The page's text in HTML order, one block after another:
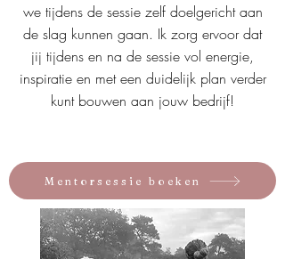
we tijdens de sessie zelf doelgericht aan
de slag kunnen gaan. Ik zorg ervoor dat
jij tijdens en na de sessie vol energie,
inspiratie en met een duidelijk plan verder
kunt bouwen aan jouw bedrijf!
Mentorsessie boeken